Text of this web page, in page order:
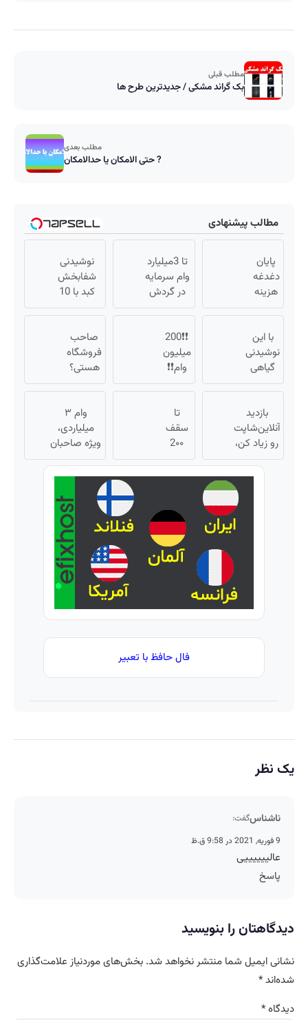
مطلب قبلی
بک گراند مشکی / جدیدترین طرح ها
مطلب بعدی
حتی الامکان یا حدالامکان ?
مطالب پیشنهادی
پایان
دغدغه
هزینه
های
پزشکی
با پک
سفید
کننده
تا 3میلیارد
وام سرمایه
در گردش
فروشندگان
فروشگاهت
رو ثبت کن
نوشیدنی
شفابخش
کبد با 10
گیاه
تا امشب)
با این
نوشیدنی
گیاهی
کبدت
پرقدرته55%تخفیف
❗❗200
میلیون
وام❗❗
فقط با
هویت
صاحب
فروشگاه
هستی؟
وام تا ۳
تومان
بگیر
بازدید
آنلاین‌شاپت
رو زیاد کن،
بازدید بالاتر
= درآمد
تا
سقف
2۰۰
میلیون
تومان
طلا و
نقره
وام ۳
میلیاردی،
ویژه صاحبان
فروشگاه‌های
آنلاین و
فال حافظ با تعبیر
یک نظر
ناشناسگفت:
9 فوریه, 2021 در 9:58 ق.ظ
عالییییییی
پاسخ
دیدگاهتان را بنویسید
نشانی ایمیل شما منتشر نخواهد شد. بخش‌های موردنیاز علامت‌گذاری
شده‌اند*
دیدگاه*